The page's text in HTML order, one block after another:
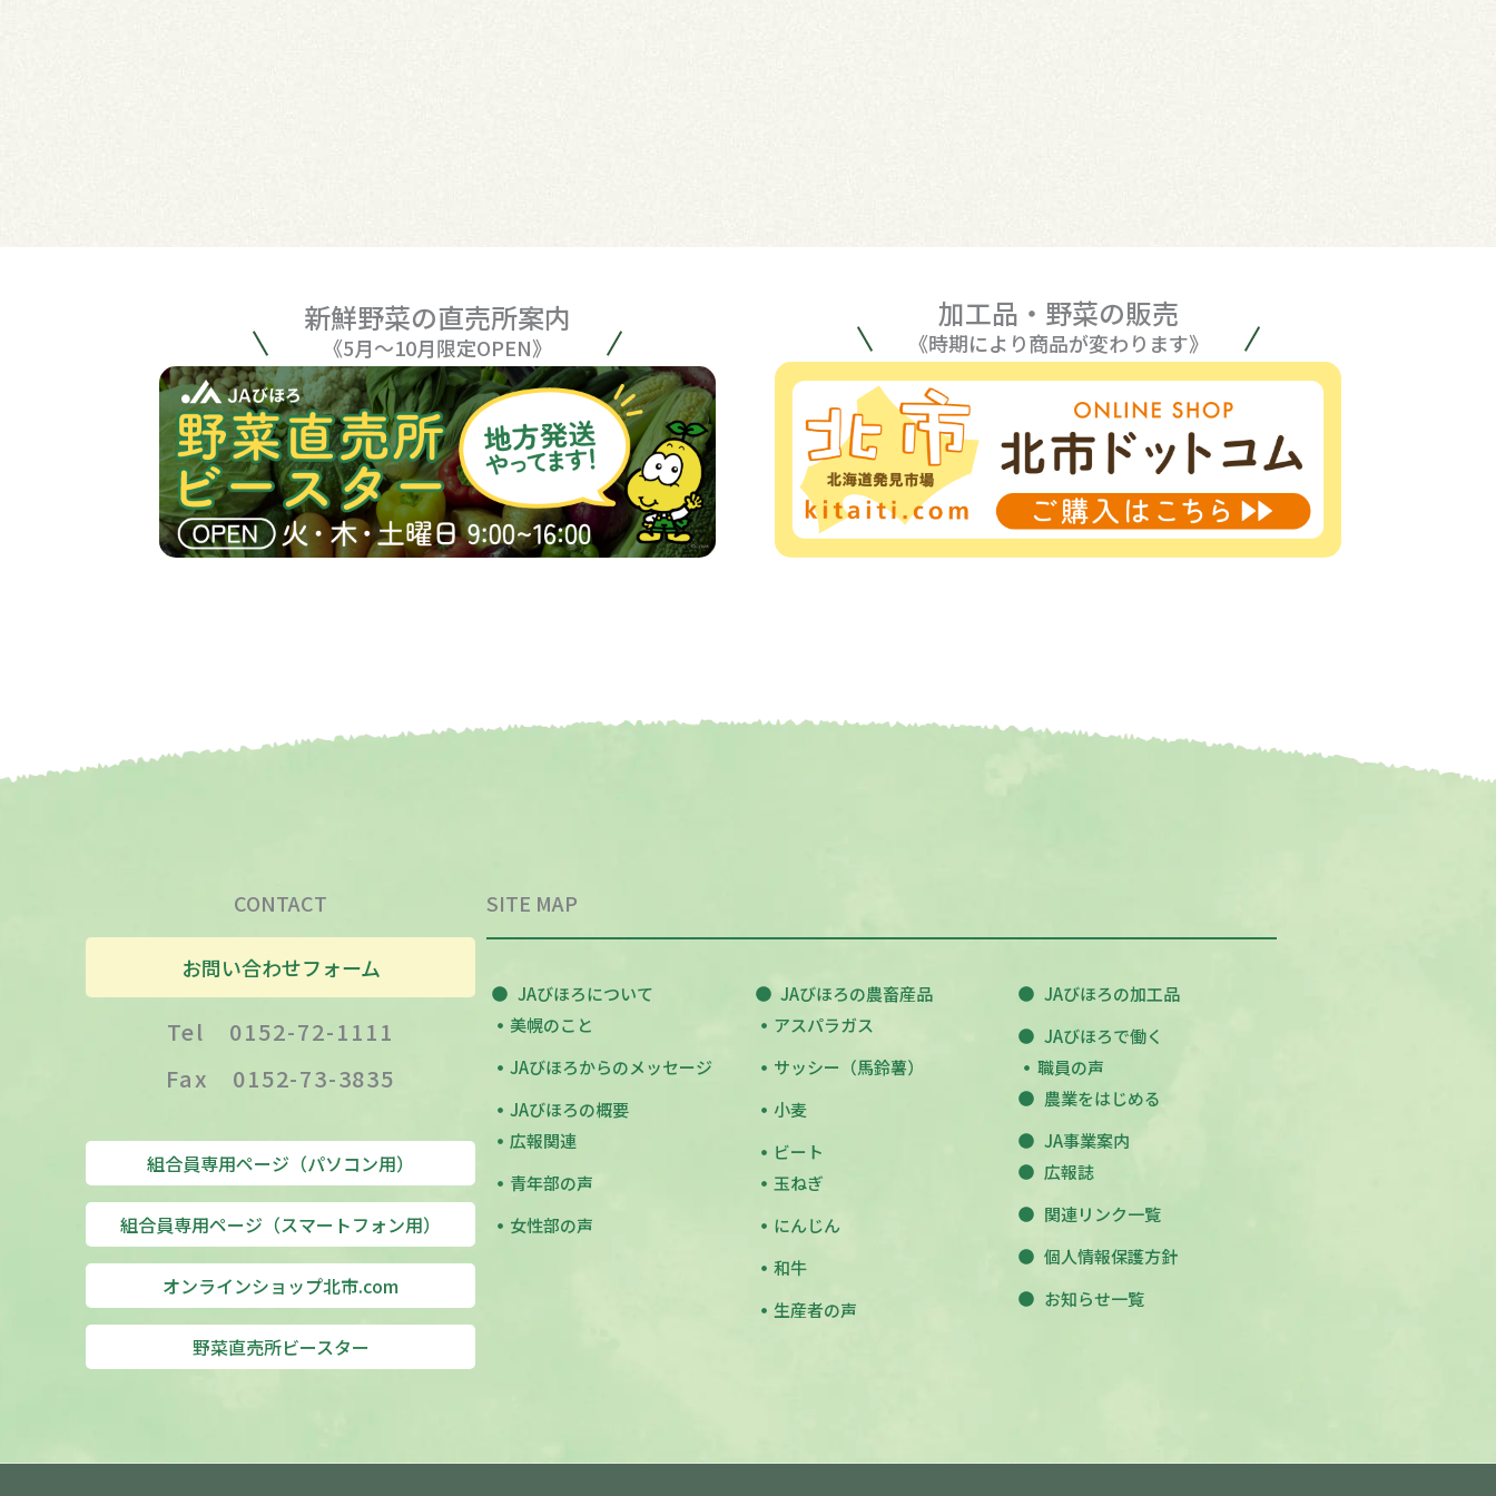
新鮮野菜の直売所案内
《5月〜10月限定OPEN》
加工品・野菜の販売
《時期により商品が変わります》
CONTACT
お問い合わせフォーム
Tel 0152-72-1111
Fax 0152-73-3835
組合員専用ページ（パソコン用）
組合員専用ページ（スマートフォン用）
オンラインショップ北市.com
野菜直売所ビースター
SITE MAP
JAびほろについて
美幌のこと
JAびほろからのメッセージ
JAびほろの概要
広報関連
青年部の声
女性部の声
JAびほろの農畜産品
アスパラガス
サッシー（馬鈴薯）
小麦
ビート
玉ねぎ
にんじん
和牛
生産者の声
JAびほろの加工品
JAびほろで働く
職員の声
農業をはじめる
JA事業案内
広報誌
関連リンク一覧
個人情報保護方針
お知らせ一覧